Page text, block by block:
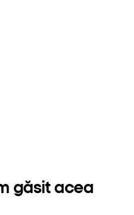
găsit acea